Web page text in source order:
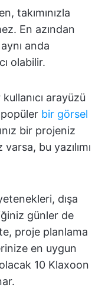
takımınızla
En azından
anda
olabilir.
arayüzü
bir görsel
bir projeniz
bu yazılımı
dışa
günler de
proje planlama
en uygun
10 Klaxoon